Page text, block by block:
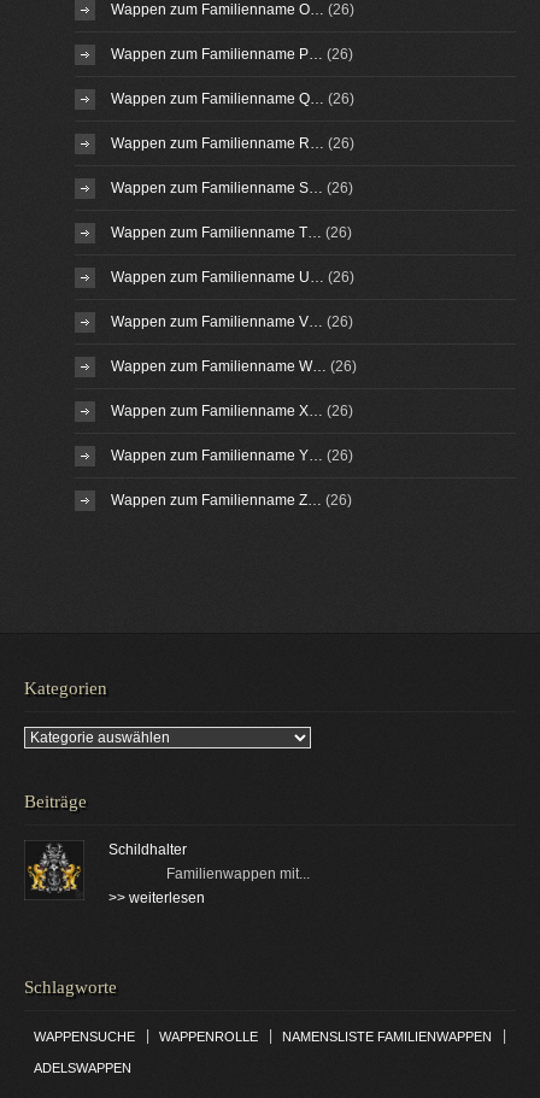
Wappen zum Familienname O… (26)
Wappen zum Familienname P… (26)
Wappen zum Familienname Q… (26)
Wappen zum Familienname R… (26)
Wappen zum Familienname S… (26)
Wappen zum Familienname T… (26)
Wappen zum Familienname U… (26)
Wappen zum Familienname V… (26)
Wappen zum Familienname W… (26)
Wappen zum Familienname X… (26)
Wappen zum Familienname Y… (26)
Wappen zum Familienname Z… (26)
Kategorien
Kategorien
Beiträge
Schildhalter
Familienwappen mit...
>> weiterlesen
Schlagworte
WAPPENSUCHE WAPPENROLLE NAMENSLISTE FAMILIENWAPPEN
ADELSWAPPEN